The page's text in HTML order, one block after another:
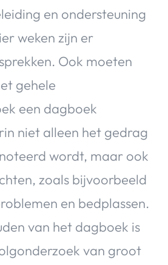
en ondersteuning
weken zijn er
Ook moeten
gehele
een dagboek
niet alleen het gedrag
wordt, maar ook
zoals bijvoorbeeld
en bedplassen.
van het dagboek is
van groot